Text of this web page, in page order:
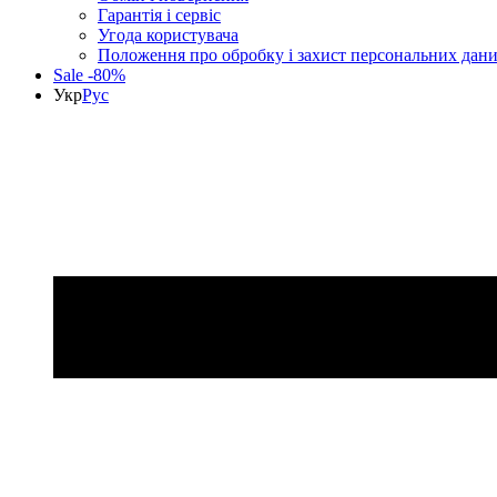
Гарантія і сервіс
Угода користувача
Положення про обробку і захист персональних
Sale -80%
УкрРус